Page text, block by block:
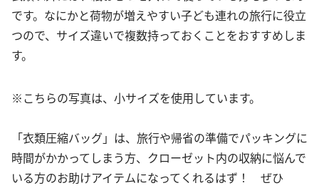
です。なにかと荷物が増えやすい子ども連れの旅行に役立
つので、サイズ違いで複数持っておくことをおすすめしま
す。
※こちらの写真は、小サイズを使用しています。
「衣類圧縮バッグ」は、旅行や帰省の準備でパッキングに
時間がかかってしまう方、クローゼット内の収納に悩んで
いる方のお助けアイテムになってくれるはず！ ぜひ